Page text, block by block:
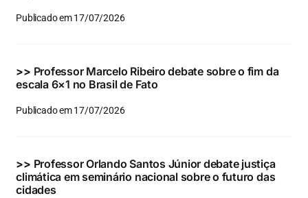
Publicado em 17/07/2026
>> Professor Marcelo Ribeiro debate sobre o fim da
escala 6×1 no Brasil de Fato
Publicado em 17/07/2026
>> Professor Orlando Santos Júnior debate justiça
climática em seminário nacional sobre o futuro das
cidades